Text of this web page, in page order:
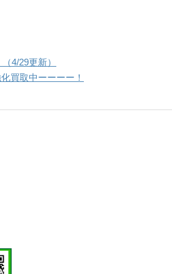
4/29更新）
買取中ーーーー！